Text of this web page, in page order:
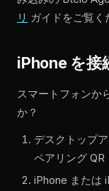
リ ガイドをご覧く
iPhone を接
スマートフォンか
か？
デスクトップ
ペアリング QR
iPhone または